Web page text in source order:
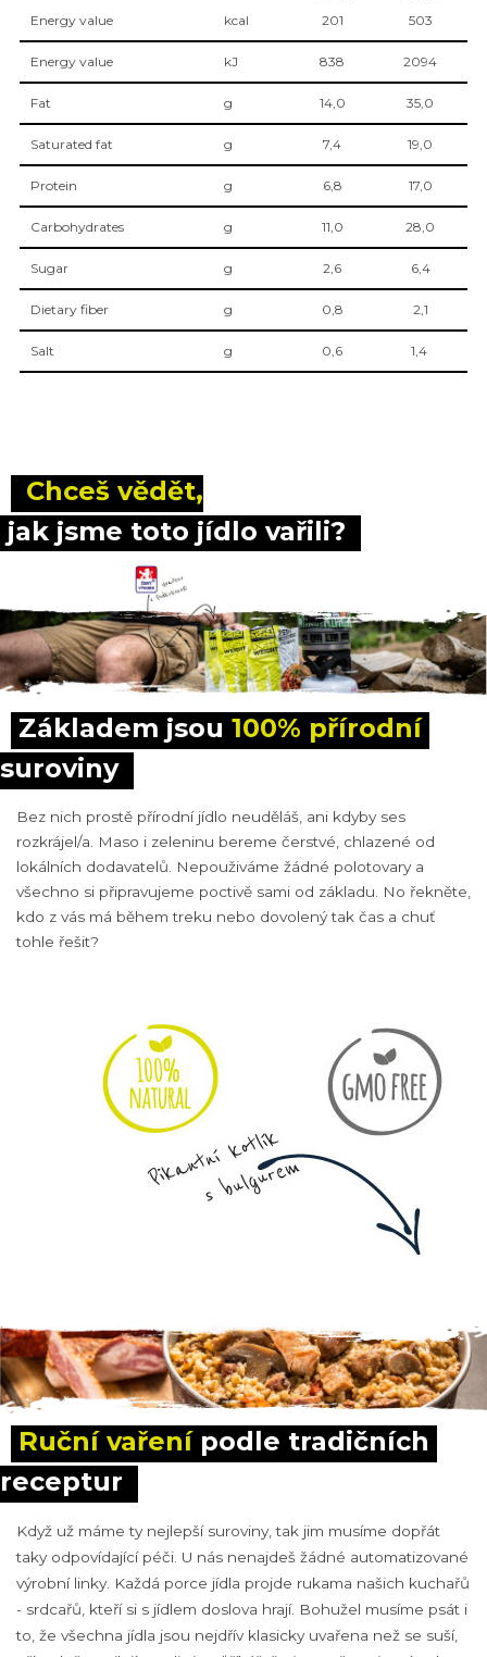
Energy value
kcal 201 503
Energy value kJ 838 2094
Fat g 14,0 35,0
Saturated fat g 7,4 19,0
Protein g 6,8 17,0
Carbohydrates g 11,0 28,0
Sugar g 2,6 6,4
Dietary fiber g 0,8 2,1
Salt g 0,6 1,4
Chceš vědět,
jak jsme toto jídlo vařili?
Základem jsou 100% přírodní
suroviny
Bez nich prostě přírodní jídlo neuděláš, ani kdyby ses
rozkrájel/a. Maso i zeleninu bereme čerstvé, chlazené od
lokálních dodavatelů. Nepouživáme žádné polotovary a
všechno si připravujeme poctivě sami od základu. No řekněte,
kdo z vás má během treku nebo dovolený tak čas a chuť
tohle řešit?
Ruční vaření podle tradičních
receptur
Když už máme ty nejlepší suroviny, tak jim musíme dopřát
taky odpovídající péči. U nás nenajdeš žádné automatizované
výrobní linky. Každá porce jídla projde rukama našich kuchařů
- srdcařů, kteří si s jídlem doslova hrají. Bohužel musíme psát i
to, že všechna jídla jsou nejdřív klasicky uvařena než se suší,